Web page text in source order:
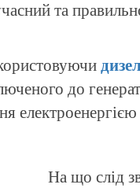
та
до
На що слід